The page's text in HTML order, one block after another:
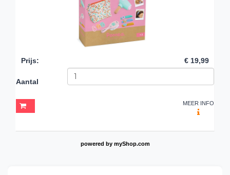
Prijs: € 19,99
Aantal
MEER INFO
powered by myShop.com